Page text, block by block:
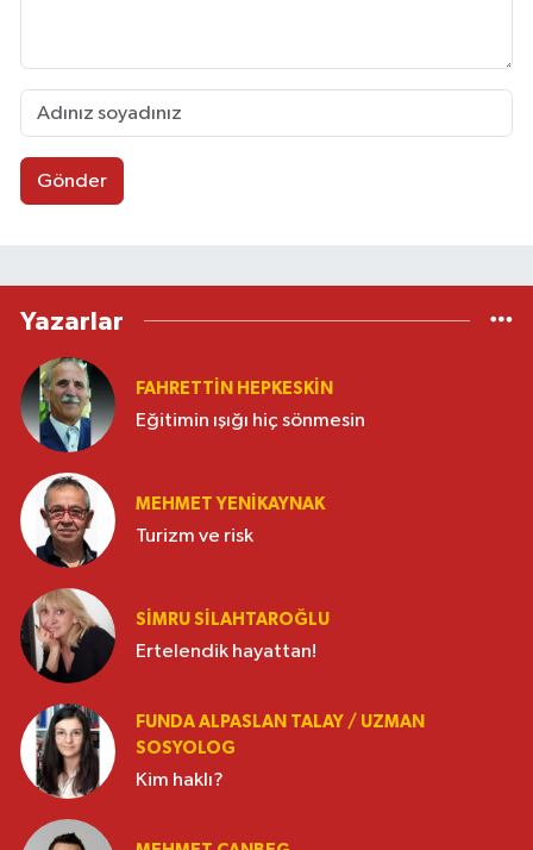
Gönder
Yazarlar
FAHRETTIN HEPKESKIN
Eğitimin ışığı hiç sönmesin
MEHMET YENIKAYNAK
Turizm ve risk
SIMRU SILAHTAROĞLU
Ertelendik hayattan!
FUNDA ALPASLAN TALAY / UZMAN
SOSYOLOG
Kim haklı?